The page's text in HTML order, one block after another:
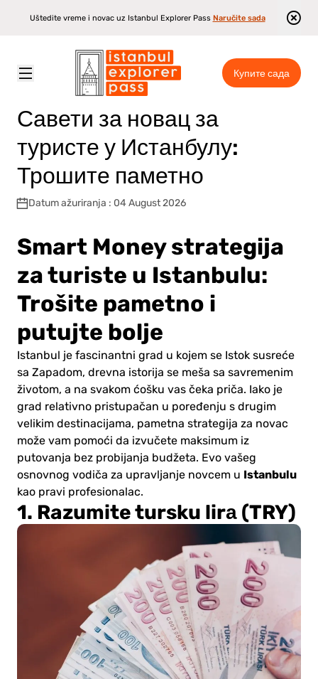
Uštedite vreme i novac uz Istanbul Explorer Pass Naručite sada
Купите сада
Istanbul Explorer Pass \ Блог \ Савети за новац за туристе у Истанбулу: Трошите паметно
Савети за новац за
туристе у Истанбулу:
Трошите паметно
Datum ažuriranja : 04 August 2026
Smart Money strategija
za turiste u Istanbulu:
Trošite pametno i
putujte bolje
Istanbul je fascinantni grad u kojem se Istok susreće
sa Zapadom, drevna istorija se meša sa savremenim
životom, a na svakom ćošku vas čeka priča. Iako je
grad relativno pristupačan u poređenju s drugim
velikim destinacijama, pametna strategija za novac
može vam pomoći da izvučete maksimum iz
putovanja bez probijanja budžeta. Evo vašeg
osnovnog vodiča za upravljanje novcem u Istanbulu
kao pravi profesionalac.
1. Razumite tursku lirа (TRY)